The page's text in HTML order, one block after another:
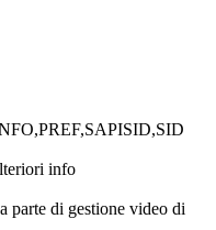
info
parte di gestione video di